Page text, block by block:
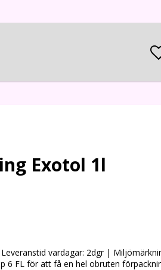
Exotol 1l
vardagar: 2dgr |
6 FL för att få en hel obruten